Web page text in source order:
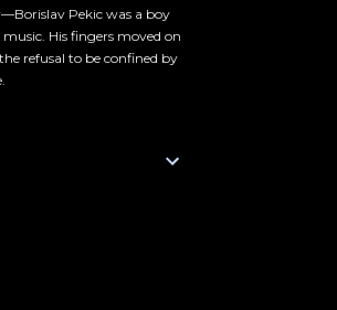
Pekic was a boy
His fingers moved on
refusal to be confined by